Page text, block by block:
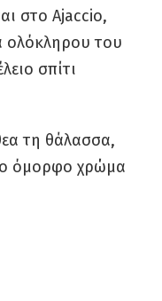
στο Ajaccio,
ολόκληρου του
σπίτι
τη θάλασσα,
όμορφο χρώμα